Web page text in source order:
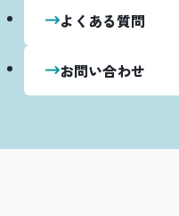
よくある質問
お問い合わせ